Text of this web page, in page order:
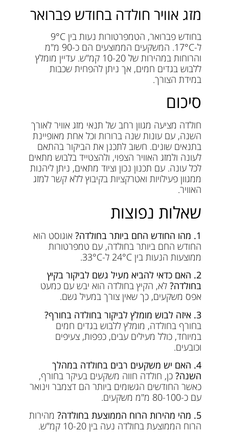
מזג אוויר חולדה בחודש פברואר
בחודש פברואר, הטמפרטורות נעות בין 9°C
ל-17°C. המשקעים הממוצעים הם כ-90 מ"מ
והרוחות במהירות של 10-20 קמ"ש. עדיין מומלץ
ללבוש בגדים חמים, אך ניתן להפחית שכבות
במידת הצורך.
סיכום
חולדה מציעה מגוון רחב של תנאי מזג אוויר לאורך
השנה, עם עונות שנה ברורות וכל אחת מאופיינת
בתנאים שונים. חשוב לתכנן את הביקור בהתאם
לעונה ולמזג האוויר הצפוי, ולהצטייד בלבוש מתאים
לכל עונה. עם תכנון נכון וציוד מתאים, ניתן ליהנות
ממגוון פעילויות ואטרקציות בקיבוץ ללא קשר למזג
האוויר.
שאלות נפוצות
1. מהו החודש החם ביותר בחולדה?
אוגוסט הוא
החודש החם ביותר בחולדה, עם טמפרטורות
ממוצעות הנעות בין 24°C ל-33°C.
2. האם כדאי להביא מעיל גשם לביקור בקיץ
בחולדה? לא, הקיץ בחולדה הוא יבש עם כמעט
אפס משקעים, כך שאין צורך במעיל גשם.
3. איזה לבוש מומלץ לביקור בחולדה בחורף?
בחורף בחולדה, מומלץ ללבוש בגדים חמים
במיוחד, כולל מעילים עבים, כפפות, צעיפים
וכובעים.
4. האם יש משקעים רבים בחולדה במהלך
השנה? כן, חולדה חווה משקעים בעיקר בחורף,
כאשר החודשים הגשומים ביותר הם דצמבר וינואר
עם כ-80-100 מ"מ משקעים.
5. מהי מהירות הרוח הממוצעת בחולדה?
מהירות
הרוח הממוצעת בחולדה נעה בין 10-20 קמ"ש.